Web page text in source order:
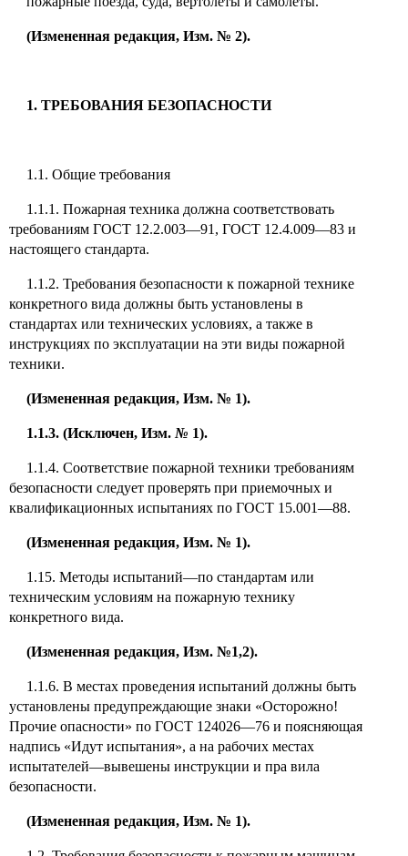
(Измененная редакция, Изм. № 2).
1. ТРЕБОВАНИЯ БЕЗОПАСНОСТИ
1.1. Общие требования
1.1.1. Пожарная техника должна соответствовать
требованиям ГОСТ 12.2.003—91, ГОСТ 12.4.009—83 и
настоящего стандарта.
1.1.2. Требования безопасности к пожарной технике
конкретного вида должны быть установлены в
стандартах или технических условиях, а также в
инструкциях по эксплуатации на эти виды пожарной
техники.
(Измененная редакция, Изм. № 1).
1.1.3. (Исключен, Изм. № 1).
1.1.4. Соответствие пожарной техники требованиям
безопасности следует проверять при приемочных и
квалификационных испытаниях по ГОСТ 15.001—88.
(Измененная редакция, Изм. № 1).
1.15. Методы испытаний—по стандартам или
техническим условиям на пожарную технику
конкретного вида.
(Измененная редакция, Изм. №1,2).
1.1.6. В местах проведения испытаний должны быть
установлены предупреждающие знаки «Осторожно!
Прочие опасности» по ГОСТ 124026—76 и поясняющая
надпись «Идут испытания», а на рабочих местах
испытателей—вывешены инструкции и пра вила
безопасности.
(Измененная редакция, Изм. № 1).